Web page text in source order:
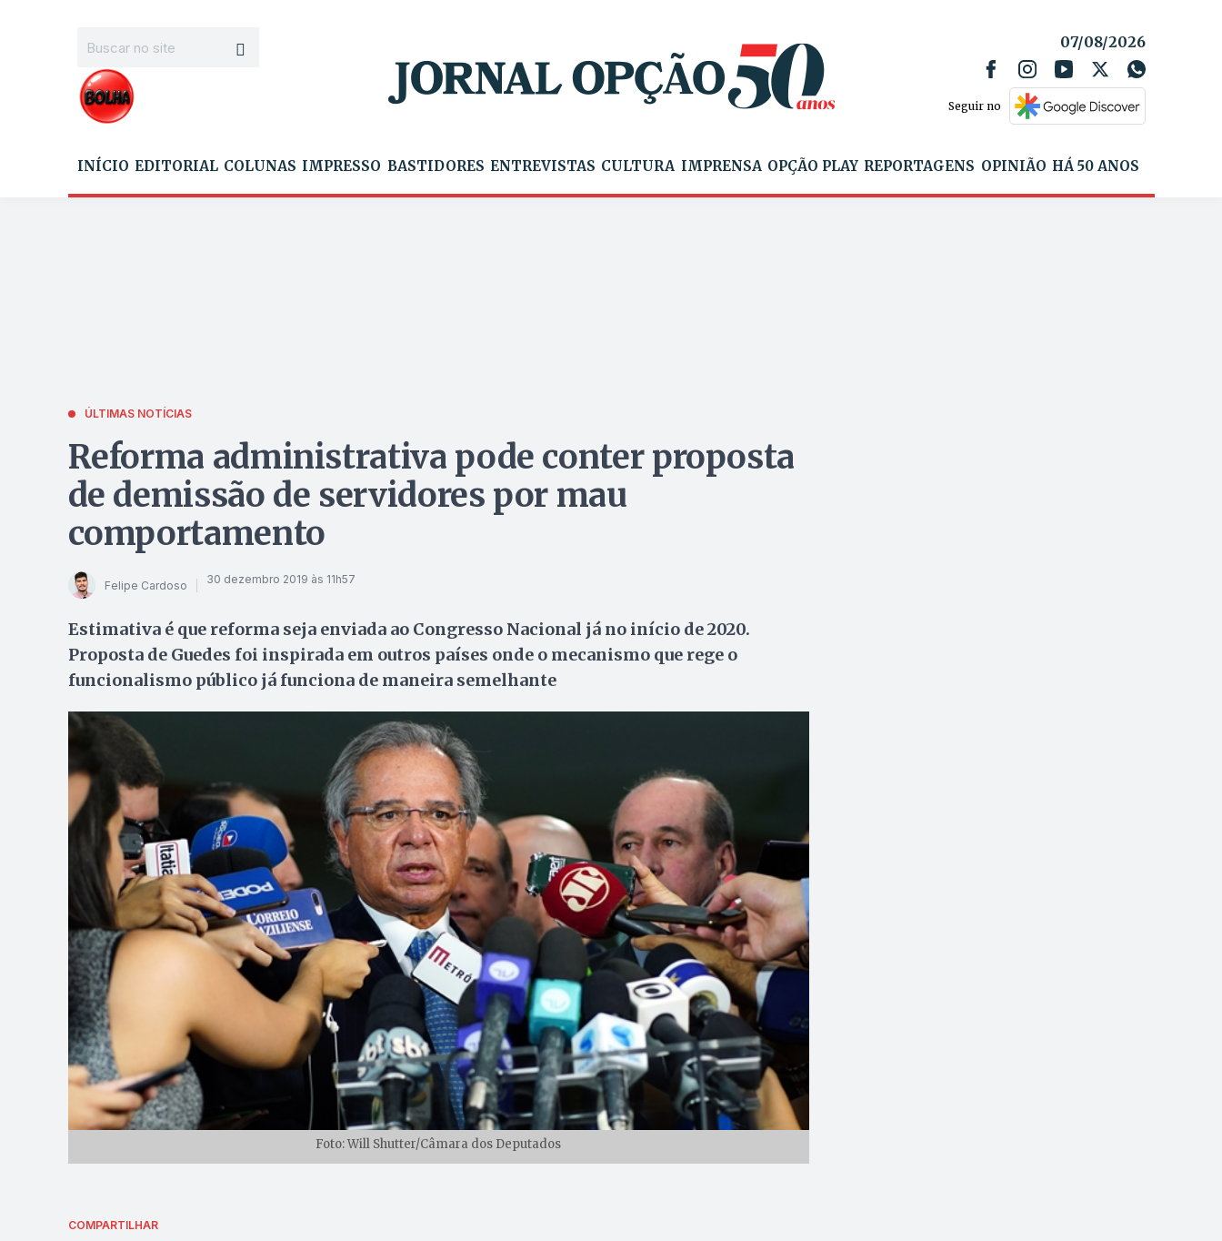
07/08/2026
Seguir no
INÍCIO EDITORIAL COLUNAS IMPRESSO BASTIDORES ENTREVISTAS CULTURA IMPRENSA OPÇÃO PLAY REPORTAGENS OPINIÃO HÁ 50 ANOS
ÚLTIMAS NOTÍCIAS
Reforma administrativa pode conter proposta
de demissão de servidores por mau
comportamento
Felipe Cardoso 30 dezembro 2019 às 11h57
Estimativa é que reforma seja enviada ao Congresso Nacional já no início de 2020.
Proposta de Guedes foi inspirada em outros países onde o mecanismo que rege o
funcionalismo público já funciona de maneira semelhante
Foto: Will Shutter/Câmara dos Deputados
COMPARTILHAR